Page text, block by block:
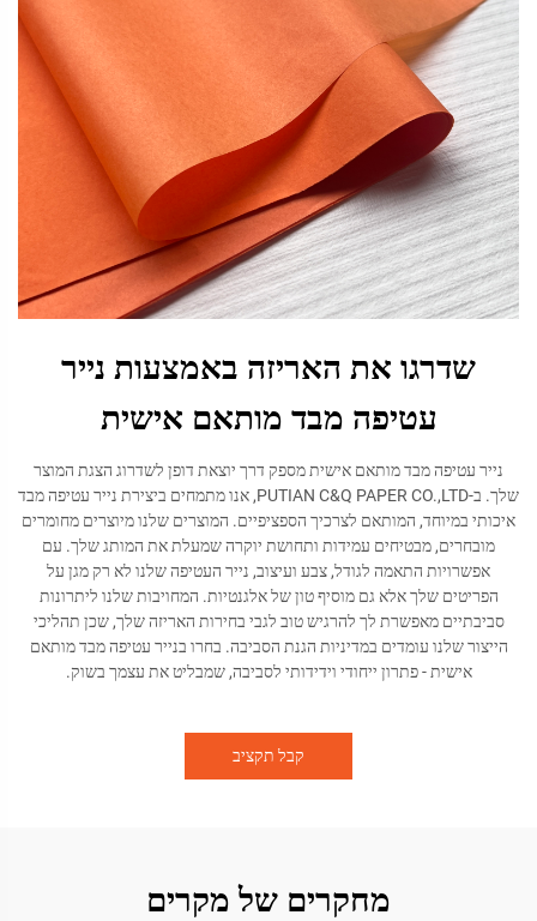
שדרגו את האריזה באמצעות נייר
עטיפה מבד מותאם אישית
נייר עטיפה מבד מותאם אישית מספק דרך יוצאת דופן לשדרוג הצגת המוצר
שלך. ב-PUTIAN C&Q PAPER CO.,LTD, אנו מתמחים ביצירת נייר עטיפה מבד
איכותי במיוחד, המותאם לצרכיך הספציפיים. המוצרים שלנו מיוצרים מחומרים
מובחרים, מבטיחים עמידות ותחושת יוקרה שמעלת את המותג שלך. עם
אפשרויות התאמה לגודל, צבע ועיצוב, נייר העטיפה שלנו לא רק מגן על
הפריטים שלך אלא גם מוסיף טון של אלגנטיות. המחויבות שלנו ליתרונות
סביבתיים מאפשרת לך להרגיש טוב לגבי בחירות האריזה שלך, שכן תהליכי
הייצור שלנו עומדים במדיניות הגנת הסביבה. בחרו בנייר עטיפה מבד מותאם
אישית - פתרון ייחודי וידידותי לסביבה, שמבליט את עצמך בשוק.
קבל תקציב
מחקרים של מקרים